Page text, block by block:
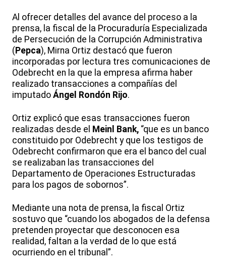
Al ofrecer detalles del avance del proceso a la
prensa, la fiscal de la Procuraduría Especializada
de Persecución de la Corrupción Administrativa
( Pepca), Mirna Ortiz destacó que fueron
incorporadas por lectura tres comunicaciones de
Odebrecht en la que la empresa afirma haber
realizado transacciones a compañías del
imputado Ángel Rondón Rijo.
Ortiz explicó que esas transacciones fueron
realizadas desde el Meinl Bank, “que es un banco
constituido por Odebrecht y que los testigos de
Odebrecht confirmaron que era el banco del cual
se realizaban las transacciones del
Departamento de Operaciones Estructuradas
para los pagos de sobornos”.
Mediante una nota de prensa, la fiscal Ortiz
sostuvo que “cuando los abogados de la defensa
pretenden proyectar que desconocen esa
realidad, faltan a la verdad de lo que está
ocurriendo en el tribunal”.